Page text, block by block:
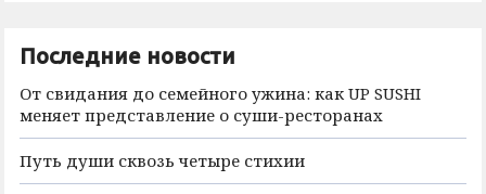
Последние новости
От свидания до семейного ужина: как UP SUSHI
меняет представление о суши-ресторанах
Путь души сквозь четыре стихии